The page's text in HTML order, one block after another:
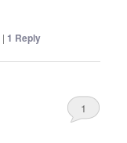
| 1 Reply
1